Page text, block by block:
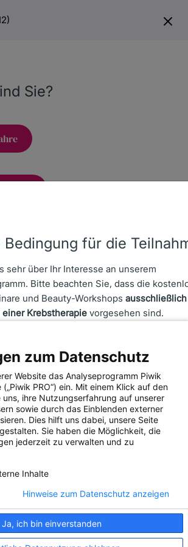
für die
sehr über Ihr Interesse an unserem
Bitte beachten Sie, dass die
und Beauty-Workshops
einer Krebstherapie vorgesehen sind.
fortsetzen Anmeldung abbrechen
Sie?
2308 04
DATENSCHUTZ
zum Datenschutz
Website das Analyseprogramm Piwik
PRO“) ein. Mit einem Klick auf den
uns, ihre Nutzungserfahrung auf unserer
sowie durch das Einblenden externer
Dies hilft uns dabei, unsere Seite
Sie haben die Möglichkeit, die
jederzeit zu verwalten und zu
Inhalte
Ja, ich bin einverstanden
Hinweise zum Datenschutz anzeigen